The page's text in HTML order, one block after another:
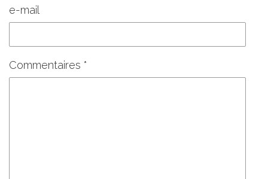
e-mail
Commentaires *